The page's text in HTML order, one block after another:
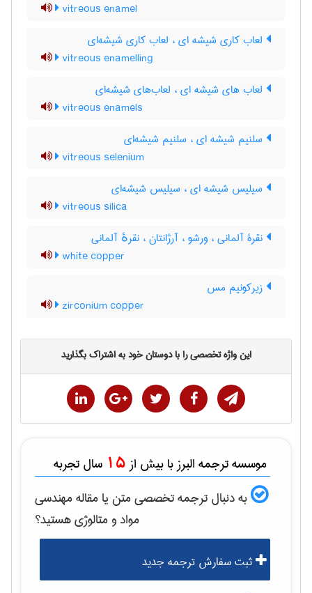
vitreous enamel
لعاب کاری شیشه ای ، لعاب کاری شیشه‌ای
vitreous enamelling
لعاب های شیشه ای ، لعاب‌های شیشه‌ای
vitreous enamels
سلنیم شیشه ای ، سلنیم شیشه‌ای
vitreous selenium
سیلیس شیشه ای ، سیلیس شیشه‌ای
vitreous silica
نقرۀ آلمانی ، ورشو ، آرژانتان ، نقرهٔ آلمانی
white copper
زیرکونیم مس
zirconium copper
این واژه تخصصی را با دوستان خود به اشتراک بگذارید
موسسه ترجمه البرز با بیش از 15 سال تجربه
به دنبال ترجمه تخصصی متن یا مقالهمهندسی
مواد و متالوژیهستید؟
ثبت سفارش ترجمه جدید